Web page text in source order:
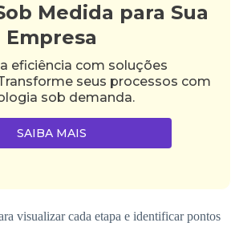
Medida para Sua
Empresa
eficiência com soluções
seus processos com
sob demanda.
SAIBA MAIS
visualizar cada etapa e identificar pontos